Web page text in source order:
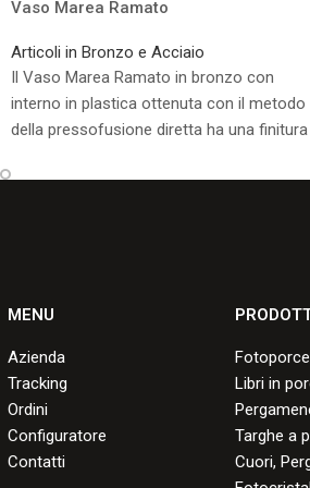
Vaso Marea Ramato
Articoli in Bronzo e Acciaio
Il Vaso Marea Ramato in bronzo con
interno in plastica ottenuta con il metodo
della pressofusione diretta ha una finitura
scheggiature e allo scoloramento, con
MENU
Azienda
Tracking
Ordini
Configuratore
Contatti
Libri in
Targhe a
Cuori,